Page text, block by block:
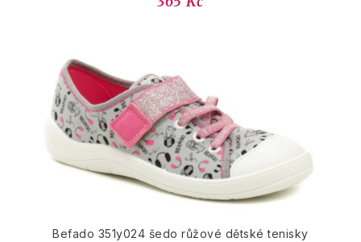
Befado 351y024 šedo růžové dětské tenisky